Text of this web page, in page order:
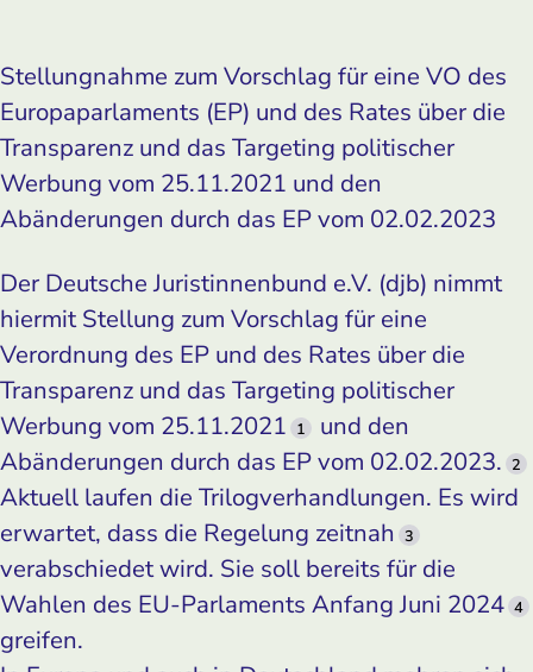
Stellungnahme zum Vorschlag für eine VO des
Europaparlaments (EP) und des Rates über die
Transparenz und das Targeting politischer
Werbung vom 25.11.2021 und den
Abänderungen durch das EP vom 02.02.2023
Der Deutsche Juristinnenbund e.V. (djb) nimmt
hiermit Stellung zum Vorschlag für eine
Verordnung des EP und des Rates über die
Transparenz und das Targeting politischer
Werbung vom 25.11.2021 1
und den
Abänderungen durch das EP vom 02.02.2023. 2
Aktuell laufen die Trilogverhandlungen. Es wird
erwartet, dass die Regelung zeitnah
3
verabschiedet wird. Sie soll bereits für die
Wahlen des EU-Parlaments Anfang Juni 2024 4
greifen.